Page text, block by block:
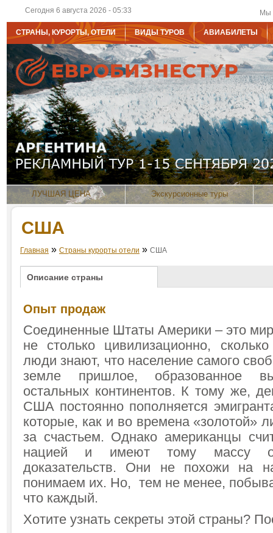
Сегодня 6 августа 2026 - 05:33 Мы
СТРАНЫ, КУРОРТЫ, ОТЕЛИ ВИДЫ ТУРОВ АВИАБИЛЕТЫ
ЛУЧШАЯ ЦЕНА Экскурсионные туры
США
Главная » Страны курорты отели » США
Описание страны
Опыт продаж
Соединенные Штаты Америки – это
не столько цивилизационно,
люди знают, что население самого
земле пришлое, образованное
остальных континентов. К тому же,
США постоянно пополняется
которые, как и во времена «золотой»
за счастьем. Однако американцы
нацией и имеют тому массу
доказательств. Они не похожи на
понимаем их. Но, тем не менее,
что каждый.
Хотите узнать секреты этой страны?